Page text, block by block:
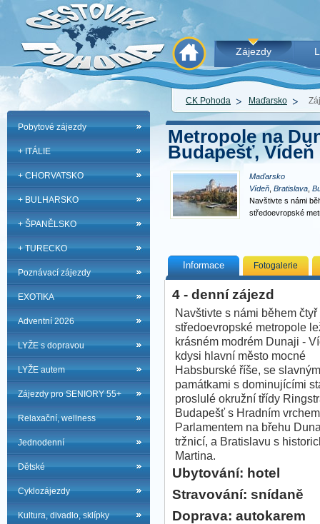
Zájezdy
CK Pohoda Maďarsko
Pobytové zájezdy
+ ITÁLIE
+ CHORVATSKO
+ BULHARSKO
+ ŠPANĚLSKO
+ TURECKO
Poznávací zájezdy
EXOTIKA
Adventní 2026
LYŽE s dopravou
LYŽE autem
Zájezdy pro SENIORY 55+
Relaxační, wellness
Jednodenní
Dětské
Cyklozájezdy
Kultura, divadlo, sklípky
Metropole na
Budapešť, Vídeň
Maďarsko
Vídeň Bratislava
Navštivte s námi
středoevropské
Informace Fotogalerie
4 - denní zájezd
Navštivte s námi během čtyř
středoevropské metropole
krásném modrém Dunaji -
kdysi hlavní město mocné
Habsburské říše, se
památkami s dominujícími
proslulé okružní třídy
Budapešť s Hradním
Parlamentem na břehu
tržnicí, a Bratislavu s
Martina.
Ubytování: hotel
Stravování: snídaně
Doprava: autokarem